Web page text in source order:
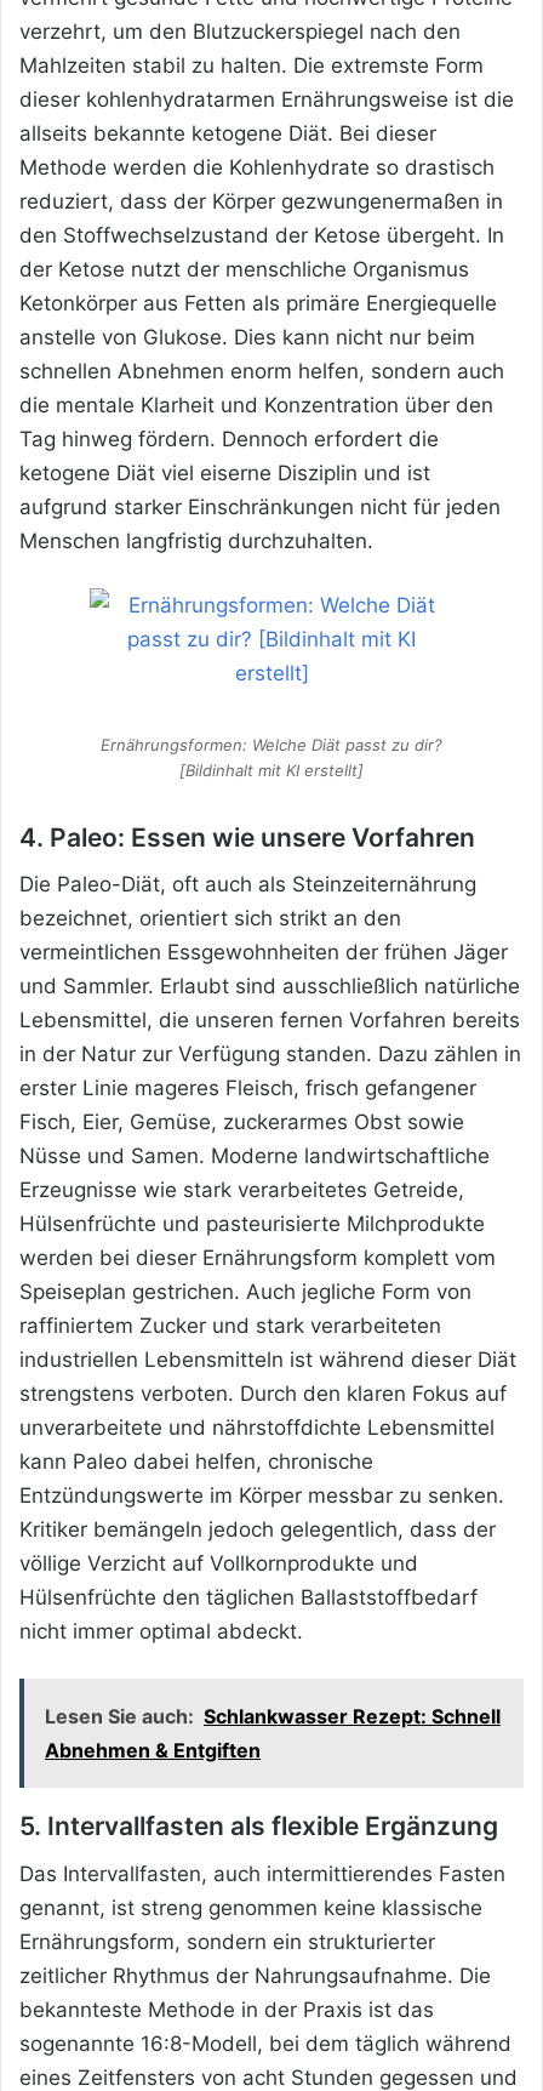
verzehrt, um den Blutzuckerspiegel nach den
Mahlzeiten stabil zu halten. Die extremste Form
dieser kohlenhydratarmen Ernährungsweise ist die
allseits bekannte ketogene Diät. Bei dieser
Methode werden die Kohlenhydrate so drastisch
reduziert, dass der Körper gezwungenermaßen in
den Stoffwechselzustand der Ketose übergeht. In
der Ketose nutzt der menschliche Organismus
Ketonkörper aus Fetten als primäre Energiequelle
anstelle von Glukose. Dies kann nicht nur beim
schnellen Abnehmen enorm helfen, sondern auch
die mentale Klarheit und Konzentration über den
Tag hinweg fördern. Dennoch erfordert die
ketogene Diät viel eiserne Disziplin und ist
aufgrund starker Einschränkungen nicht für jeden
Menschen langfristig durchzuhalten.
Ernährungsformen: Welche Diät passt zu dir?
[Bildinhalt mit KI erstellt]
4. Paleo: Essen wie unsere Vorfahren
Die Paleo-Diät, oft auch als Steinzeiternährung
bezeichnet, orientiert sich strikt an den
vermeintlichen Essgewohnheiten der frühen Jäger
und Sammler. Erlaubt sind ausschließlich natürliche
Lebensmittel, die unseren fernen Vorfahren bereits
in der Natur zur Verfügung standen. Dazu zählen in
erster Linie mageres Fleisch, frisch gefangener
Fisch, Eier, Gemüse, zuckerarmes Obst sowie
Nüsse und Samen. Moderne landwirtschaftliche
Erzeugnisse wie stark verarbeitetes Getreide,
Hülsenfrüchte und pasteurisierte Milchprodukte
werden bei dieser Ernährungsform komplett vom
Speiseplan gestrichen. Auch jegliche Form von
raffiniertem Zucker und stark verarbeiteten
industriellen Lebensmitteln ist während dieser Diät
strengstens verboten. Durch den klaren Fokus auf
unverarbeitete und nährstoffdichte Lebensmittel
kann Paleo dabei helfen, chronische
Entzündungswerte im Körper messbar zu senken.
Kritiker bemängeln jedoch gelegentlich, dass der
völlige Verzicht auf Vollkornprodukte und
Hülsenfrüchte den täglichen Ballaststoffbedarf
nicht immer optimal abdeckt.
Lesen Sie auch: Schlankwasser Rezept: Schnell
Abnehmen & Entgiften
5. Intervallfasten als flexible Ergänzung
Das Intervallfasten, auch intermittierendes Fasten
genannt, ist streng genommen keine klassische
Ernährungsform, sondern ein strukturierter
zeitlicher Rhythmus der Nahrungsaufnahme. Die
bekannteste Methode in der Praxis ist das
sogenannte 16:8-Modell, bei dem täglich während
eines Zeitfensters von acht Stunden gegessen und